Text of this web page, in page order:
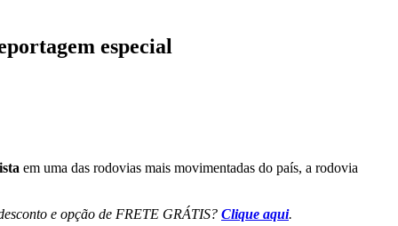
especial
em uma das rodovias mais movimentadas do país, a rodovia
e opção de FRETE GRÁTIS? Clique aqui.